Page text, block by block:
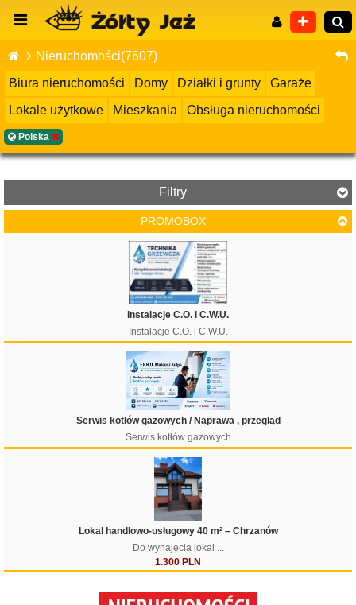
Nieruchomości(7607)
Biura nieruchomości
Domy Działki i grunty
Garaże
Lokale użytkowe
Mieszkania Obsługa nieruchomości
Polska
Filtry
Filtruj
PROMOBOX
Instalacje C.O. i C.W.U.
Instalacje C.O. i C.W.U.
Serwis kotłów gazowych / Naprawa , przegląd
Serwis kotłów gazowych
Lokal handlowo-usługowy 40 m² – Chrzanów
Do wynajęcia lokal ...
1.300 PLN